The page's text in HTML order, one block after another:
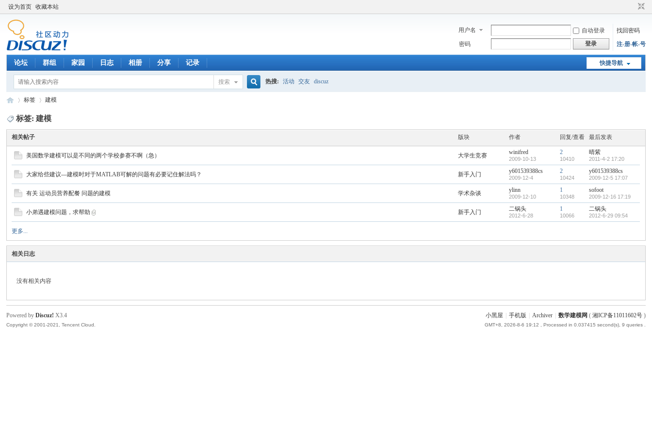
设为首页 收藏本站
用户名 自动登录
找回密码
密码
登录 注-册-帐-号
快捷导航
论坛 群组 家园 日志 相册 分享 记录
搜索 热搜: 活动 交友 discuz
›
标签 建模
标签: 建模
相关帖子 版块 作者 回复/查看 最后发表
美国数学建模可以是不同的两个学校参赛不啊（急） 大学生竞赛 winifred
2009-10-13
2
10410
晴紫
2011-4-2 17:20
大家给些建议---建模时对于MATLAB可解的问题有必要记住解法吗？ 新手入门 y601539388cs
2009-12-4
2
10424
y601539388cs
2009-12-5 17:07
有关 运动员营养配餐 问题的建模 学术杂谈 ylinn
2009-12-10
1
10348
sofoot
2009-12-16 17:19
小弟遇建模问题，求帮助 新手入门 二锅头
2012-6-28
1
10066
二锅头
2012-6-29 09:54
更多...
相关日志
没有相关内容
小黑屋 手机版 Archiver 数学建模网 ( 湘ICP备11011602号)
GMT+8, 2026-8-6 19:12 , Processed in 0.037415 second(s), 9 queries .
Powered byDiscuz! X3.4
Copyright © 2001-2021, Tencent Cloud.